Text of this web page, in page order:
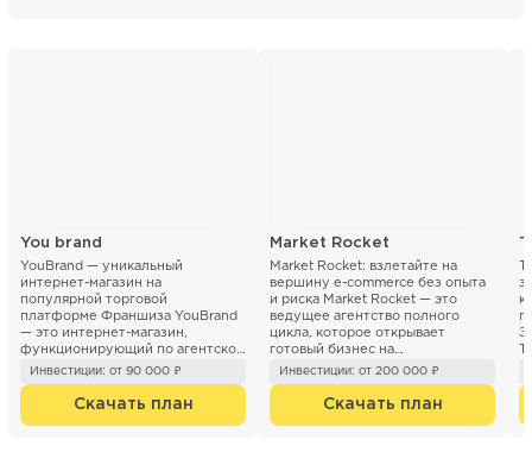
You brand
YouBrand — уникальный
интернет-магазин на
популярной торговой
платформе Франшиза YouBrand
— это интернет-магазин,
функционирующий по агентской
модели (без необходимости
закупки тов...
Инвестиции: от 90 000 ₽
Скачать план
Market Rocket
Market Rocket: взлетайте на
вершину e-commerce без опыта
и риска Market Rocket — это
ведущее агентство полного
цикла, которое открывает
готовый бизнес на
маркетплейсах по франшизе. Мы
превращ...
Инвестиции: от 200 000 ₽
Скачать план